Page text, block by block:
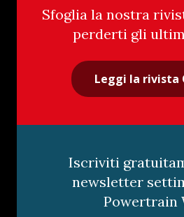
Sfoglia la nostra
perderti gli
Leggi la rivista
Iscriviti
newsletter
Powertrain